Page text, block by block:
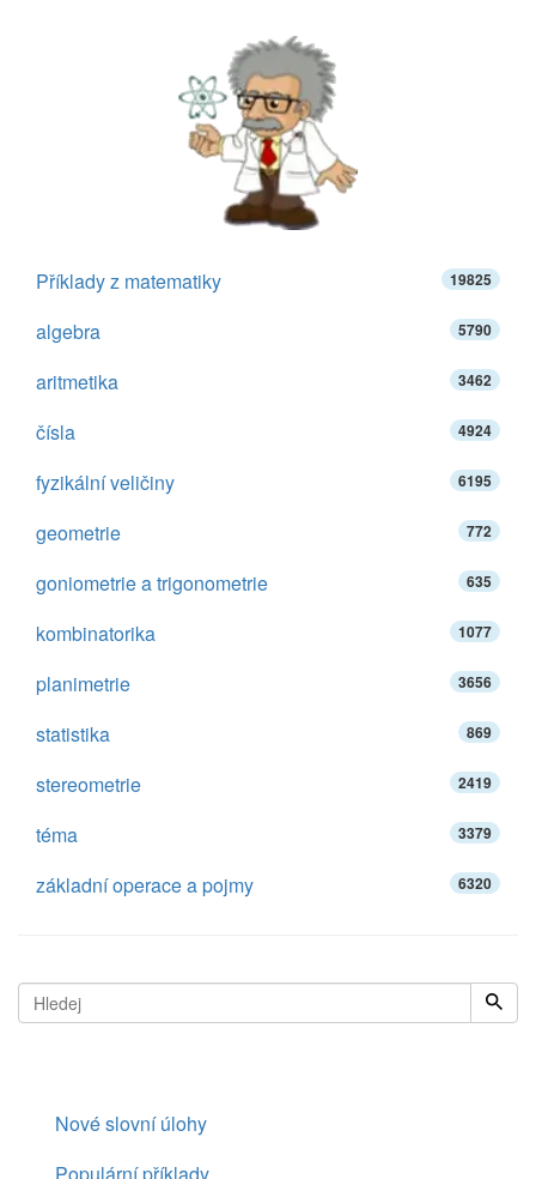
Příklady z matematiky 19825
algebra 5790
aritmetika 3462
čísla 4924
fyzikální veličiny 6195
geometrie 772
goniometrie a trigonometrie 635
kombinatorika 1077
planimetrie 3656
statistika 869
stereometrie 2419
téma 3379
základní operace a pojmy 6320
Nové slovní úlohy